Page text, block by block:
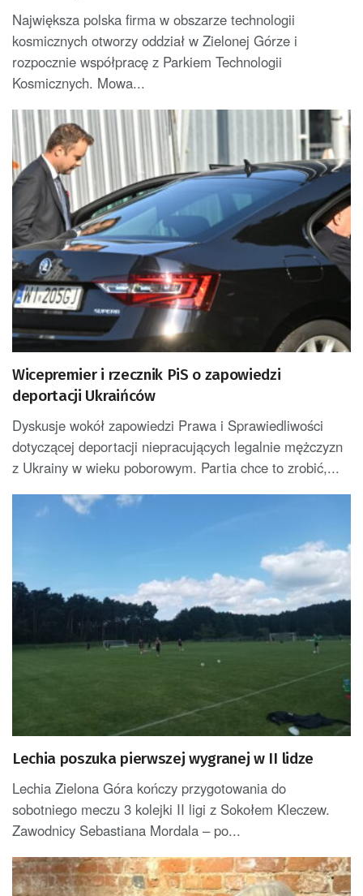
Największa polska firma w obszarze technologii
kosmicznych otworzy oddział w Zielonej Górze i
rozpocznie współpracę z Parkiem Technologii
Kosmicznych. Mowa...
Wicepremier i rzecznik PiS o zapowiedzi
deportacji Ukraińców
Dyskusje wokół zapowiedzi Prawa i Sprawiedliwości
dotyczącej deportacji niepracujących legalnie mężczyzn
z Ukrainy w wieku poborowym. Partia chce to zrobić,...
Lechia poszuka pierwszej wygranej w II lidze
Lechia Zielona Góra kończy przygotowania do
sobotniego meczu 3 kolejki II ligi z Sokołem Kleczew.
Zawodnicy Sebastiana Mordala – po...